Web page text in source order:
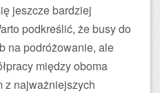
jeszcze bardziej
podkreślić, że busy do
na podróżowanie, ale
między oboma
z najważniejszych